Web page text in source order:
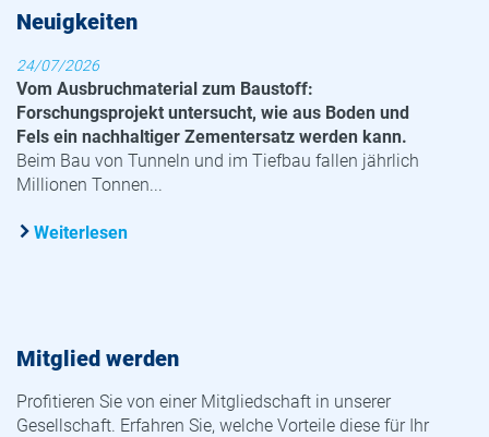
Neuigkeiten
24/07/2026
Vom Ausbruchmaterial zum Baustoff:
Forschungsprojekt untersucht, wie aus Boden und
Fels ein nachhaltiger Zementersatz werden kann.
Beim Bau von Tunneln und im Tiefbau fallen jährlich
Millionen Tonnen...
Weiterlesen
Mitglied werden
Profitieren Sie von einer Mitgliedschaft in unserer
Gesellschaft. Erfahren Sie, welche Vorteile diese für Ihr